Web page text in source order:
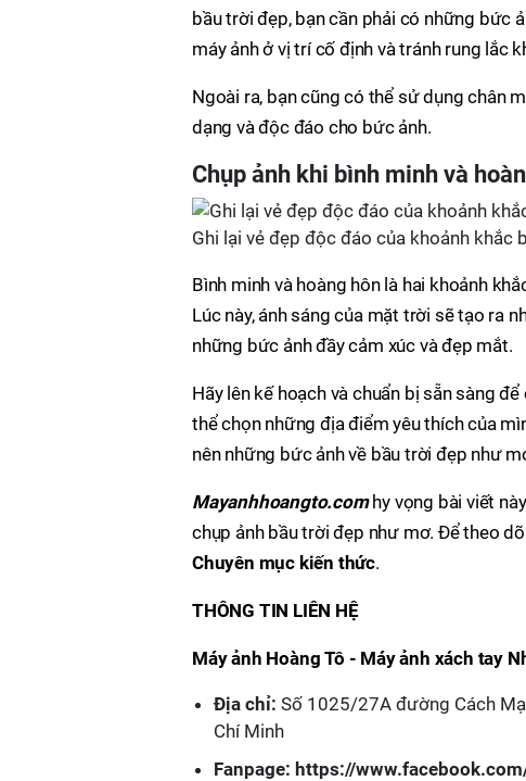
bầu trời đẹp, bạn cần phải có những bức
máy ảnh ở vị trí cố định và tránh rung lắc
Ngoài ra, bạn cũng có thể sử dụng chân
dạng và độc đáo cho bức ảnh.
Chụp ảnh khi bình minh và
Ghi lại vẻ đẹp độc đáo của khoảnh khắc
Bình minh và hoàng hôn là hai khoảnh
Lúc này, ánh sáng của mặt trời sẽ tạo ra
những bức ảnh đầy cảm xúc và đẹp mắt.
Hãy lên kế hoạch và chuẩn bị sẵn sàng
thể chọn những địa điểm yêu thích của
nên những bức ảnh về bầu trời đẹp như
Mayanhhoangto.comhy vọng bài viết
chụp ảnh bầu trời đẹp như mơ. Để theo
Chuyên mục kiến thức.
THÔNG TIN LIÊN HỆ
Máy ảnh Hoàng Tô - Máy ảnh xách tay
Địa chỉ: Số 1025/27A đường Cách
Chí Minh
Fanpage: https://